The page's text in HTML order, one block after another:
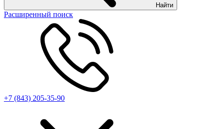
Найти
Расширенный поиск
+7 (843) 205-35-90